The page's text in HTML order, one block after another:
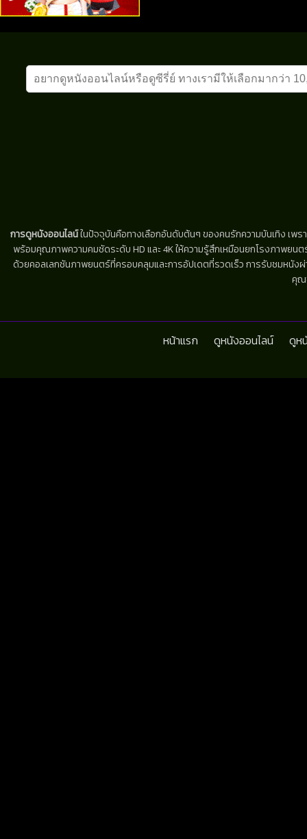
การดูหนังออนไลน์ในปัจจุบันคือทางเลือกอันดับต้นๆ ของคนรักความบันเทิง เพร
พร้อมคุณภาพความคมชัดระดับ HD และ 4K ให้ความรู้สึกเหมือนยกโรงภาพยน
ด้วยคอลเลกชันภาพยนตร์ที่ครอบคลุมและการอัปเดตที่รวดเร็ว การรับชมหนัง
คุณ
หน้าแรก ดูหนังออนไลน์ ดูห